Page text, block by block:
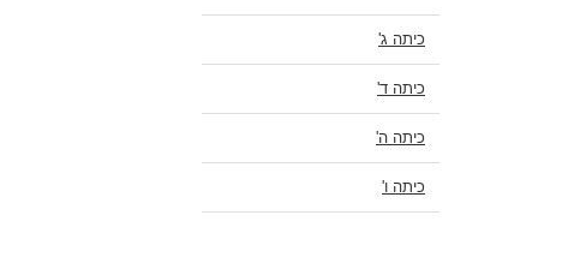
כיתה ג'
כיתה ד'
כיתה ה'
כיתה ו'